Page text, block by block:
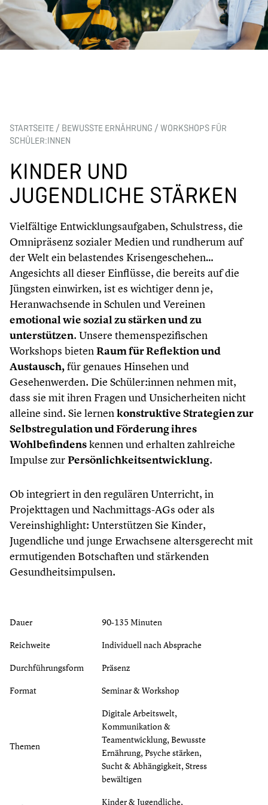
STARTSEITE / BEWUSSTE ERNÄHRUNG / WORKSHOPS FÜR
SCHÜLER:INNEN
KINDER UND
JUGENDLICHE STÄRKEN
Vielfältige Entwicklungsaufgaben, Schulstress, die
Omnipräsenz sozialer Medien und rundherum auf
der Welt ein belastendes Krisengeschehen…
Angesichts all dieser Einflüsse, die bereits auf die
Jüngsten einwirken, ist es wichtiger denn je,
Heranwachsende in Schulen und Vereinen
emotional wie sozial zu stärken und zu
unterstützen. Unsere themenspezifischen
Workshops bietenRaum für Reflektion und
Austausch,für genaues Hinsehen und
Gesehenwerden. Die Schüler:innen nehmen mit,
dass sie mit ihren Fragen und Unsicherheiten nicht
alleine sind. Sie lernenkonstruktive Strategien zur
Selbstregulation und Förderung ihres
Wohlbefindenskennen und erhalten zahlreiche
Impulse zurPersönlichkeitsentwicklung.
Ob integriert in den regulären Unterricht, in
Projekttagen und Nachmittags-AGs oder als
Vereinshighlight: Unterstützen Sie Kinder,
Jugendliche und junge Erwachsene altersgerecht mit
ermutigenden Botschaften und stärkenden
Gesundheitsimpulsen.
Dauer
90-135 Minuten
Reichweite
Individuell nach Absprache
Durchführungsform
Präsenz
Format
Seminar & Workshop
Themen
Digitale Arbeitswelt,
Kommunikation &
Teamentwicklung, Bewusste
Ernährung, Psyche stärken,
Sucht & Abhängigkeit, Stress
bewältigen
Kinder & Jugendliche,